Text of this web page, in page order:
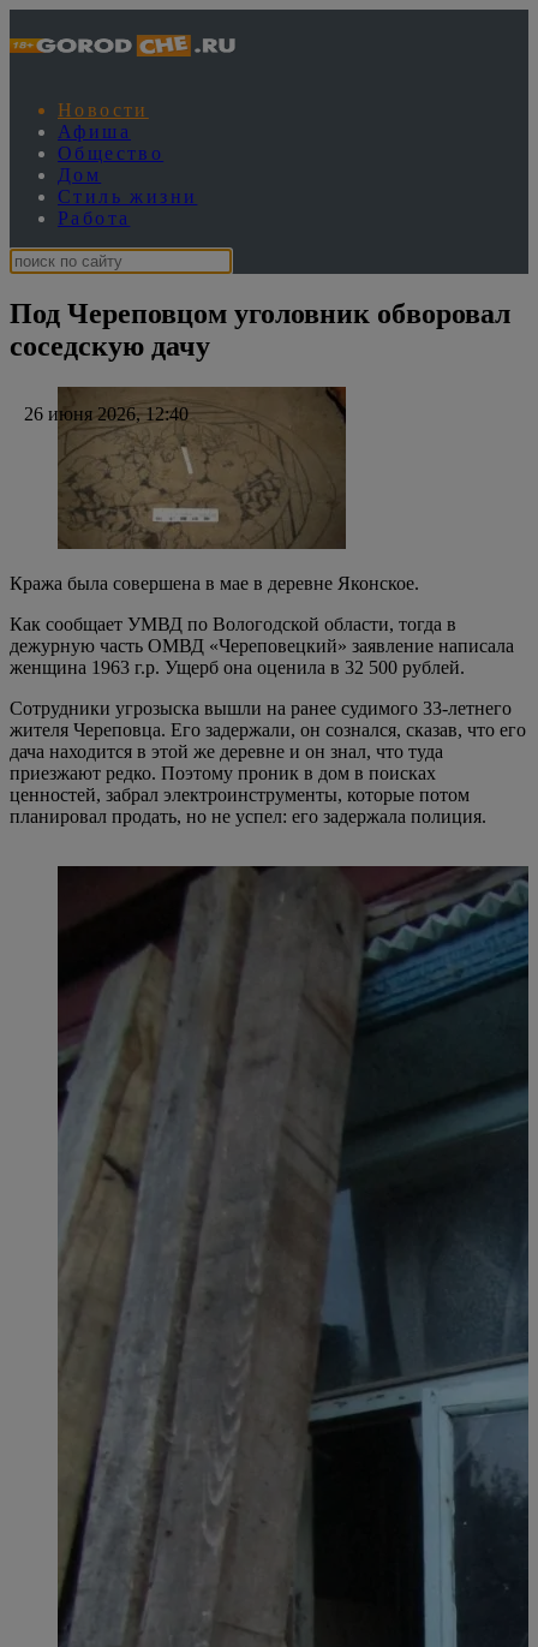
Новости
Афиша
Общество
Дом
Стиль жизни
Работа
Под Череповцом уголовник обворовал
соседскую дачу
26 июня 2026, 12:40
Кража была совершена в мае в деревне Яконское.
Как сообщает УМВД по Вологодской области, тогда в
дежурную часть ОМВД «Череповецкий» заявление написала
женщина 1963 г.р. Ущерб она оценила в 32 500 рублей.
Сотрудники угрозыска вышли на ранее судимого 33-летнего
жителя Череповца. Его задержали, он сознался, сказав, что его
дача находится в этой же деревне и он знал, что туда
приезжают редко. Поэтому проник в дом в поисках
ценностей, забрал электроинструменты, которые потом
планировал продать, но не успел: его задержала полиция.